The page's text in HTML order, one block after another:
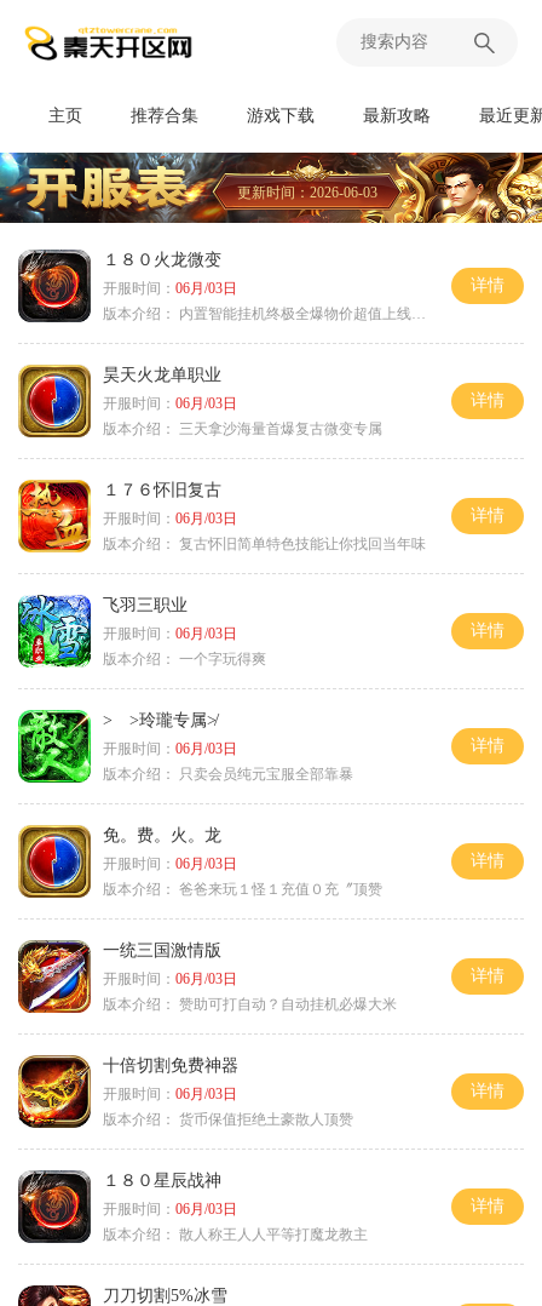
主页 推荐合集 游戏下载 最新攻略 最近更
更新时间：2026-06-03
１８０火龙微变
开服时间： 06月/03日
版本介绍：
内置智能挂机终极全爆物价超值上线送神器
详情
昊天火龙单职业
开服时间： 06月/03日
版本介绍：
三天拿沙海量首爆复古微变专属
详情
１７６怀旧复古
开服时间： 06月/03日
版本介绍： 复古怀旧简单特色技能让你找回当年味
详情
飞羽三职业
开服时间： 06月/03日
版本介绍： 一个字玩得爽
详情
> >玲瓏专属≯
开服时间： 06月/03日
版本介绍：
只卖会员纯元宝服全部靠暴
详情
免。费。火。龙
开服时间： 06月/03日
版本介绍： 爸爸来玩１怪１充值０充〞顶赞
详情
一统三国激情版
开服时间： 06月/03日
版本介绍： 赞助可打自动？自动挂机必爆大米
详情
十倍切割免费神器
开服时间： 06月/03日
版本介绍： 货币保值拒绝土豪散人顶赞
详情
１８０星辰战神
开服时间： 06月/03日
版本介绍： 散人称王人人平等打魔龙教主
详情
刀刀切割5%冰雪